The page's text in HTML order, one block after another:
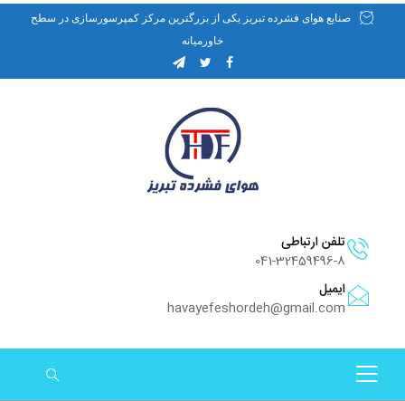
صنایع هوای فشرده تبریز یکی از بزرگترین مرکز کمپرسورسازی در سطح
خاورمیانه
تلفن ارتباطی
041-32459496-8
ایمیل
havayefeshordeh@gmail.com